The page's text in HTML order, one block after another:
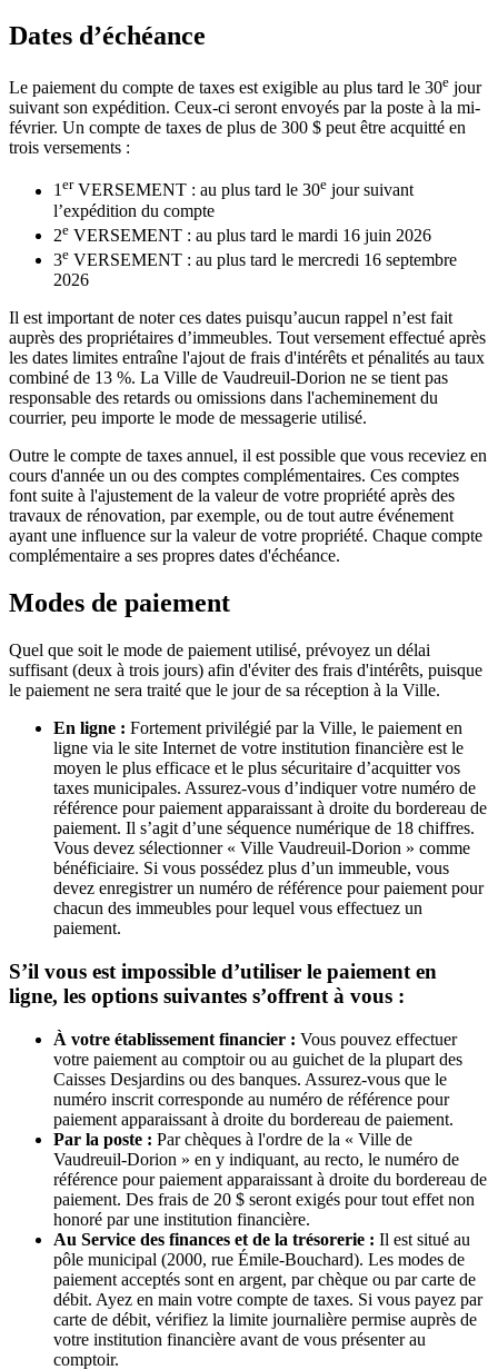
Dates d’échéance
Le paiement du compte de taxes est exigible au plus tard le 30e jour
suivant son expédition. Ceux-ci seront envoyés par la poste à la mi-
février. Un compte de taxes de plus de 300 $ peut être acquitté en
trois versements :
1erVERSEMENT : au plus tard le 30e jour suivant
l’expédition du compte
2e VERSEMENT : au plus tard le mardi 16 juin 2026
3e VERSEMENT : au plus tard le mercredi 16 septembre
2026
Il est important de noter ces dates puisqu’aucun rappel n’est fait
auprès des propriétaires d’immeubles. Tout versement effectué après
les dates limites entraîne l'ajout de frais d'intérêts et pénalités au taux
combiné de 13 %. La Ville de Vaudreuil-Dorion ne se tient pas
responsable des retards ou omissions dans l'acheminement du
courrier, peu importe le mode de messagerie utilisé.
Outre le compte de taxes annuel, il est possible que vous receviez en
cours d'année un ou des comptes complémentaires. Ces comptes
font suite à l'ajustement de la valeur de votre propriété après des
travaux de rénovation, par exemple, ou de tout autre événement
ayant une influence sur la valeur de votre propriété. Chaque compte
complémentaire a ses propres dates d'échéance.
Modes de paiement
Quel que soit le mode de paiement utilisé, prévoyez un délai
suffisant (deux à trois jours) afin d'éviter des frais d'intérêts, puisque
le paiement ne sera traité que le jour de sa réception à la Ville.
En ligne : Fortement privilégié par la Ville, le paiement en
ligne via le site Internet de votre institution financière est le
moyen le plus efficace et le plus sécuritaire d’acquitter vos
taxes municipales. Assurez-vous d’indiquer votre numéro de
référence pour paiement apparaissant à droite du bordereau de
paiement. Il s’agit d’une séquence numérique de 18 chiffres.
Vous devez sélectionner « Ville Vaudreuil-Dorion » comme
bénéficiaire. Si vous possédez plus d’un immeuble, vous
devez enregistrer un numéro de référence pour paiement pour
chacun des immeubles pour lequel vous effectuez un
paiement.
S’il vous est impossible d’utiliser le paiement en
ligne, les options suivantes s’offrent à vous :
À votre établissement financier : Vous pouvez effectuer
votre paiement au comptoir ou au guichet de la plupart des
Caisses Desjardins ou des banques. Assurez-vous que le
numéro inscrit corresponde au numéro de référence pour
paiement apparaissant à droite du bordereau de paiement.
Par la poste : Par chèques à l'ordre de la « Ville de
Vaudreuil-Dorion » en y indiquant, au recto, le numéro de
référence pour paiement apparaissant à droite du bordereau de
paiement. Des frais de 20 $ seront exigés pour tout effet non
honoré par une institution financière.
Au Service des finances et de la trésorerie : Il est situé au
pôle municipal (2000, rue Émile-Bouchard). Les modes de
paiement acceptés sont en argent, par chèque ou par carte de
débit. Ayez en main votre compte de taxes. Si vous payez par
carte de débit, vérifiez la limite journalière permise auprès de
votre institution financière avant de vous présenter au
comptoir.